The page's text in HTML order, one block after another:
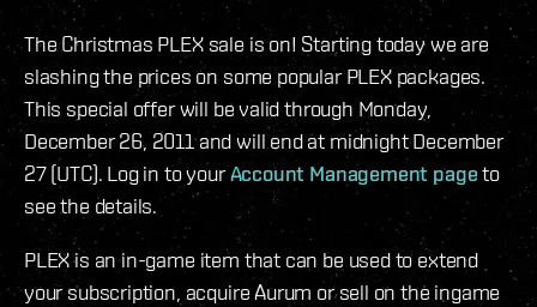
The Christmas PLEX sale is on! Starting today we are
slashing the prices on some popular PLEX packages.
This special offer will be valid through Monday,
December 26, 2011 and will end at midnight December
27 (UTC). Log in to yourAccount Management pageto
see the details.
PLEX is an in-game item that can be used to extend
your subscription, acquire Aurum or sell on the ingame